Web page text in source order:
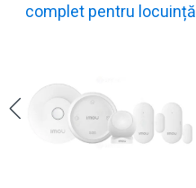
complet pentru locuință